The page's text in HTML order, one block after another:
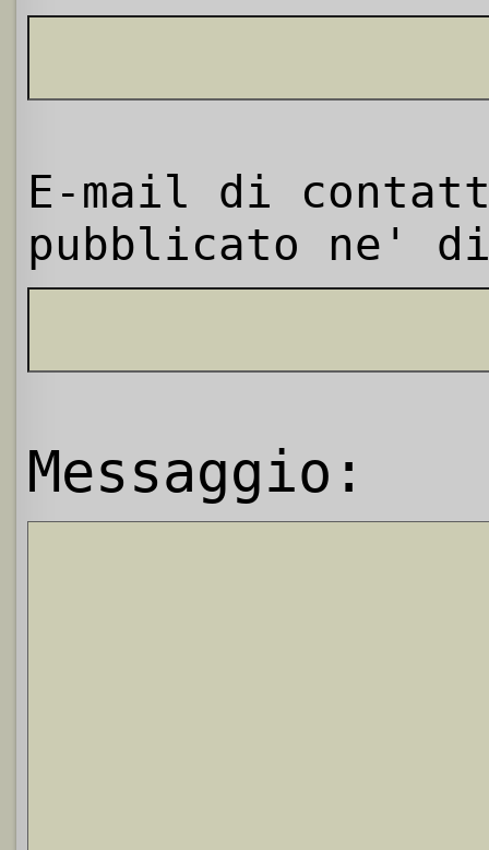
E-mail di
pubblicato ne'
Messaggio: